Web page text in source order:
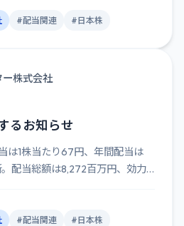
#配当関連 #日本株
ー株式会社
るお知らせ
は1株当たり67円、年間配当は
配当総額は8,272百万円、効力
#配当関連 #日本株